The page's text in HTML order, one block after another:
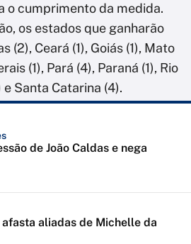
o cumprimento da medida.
os estados que ganharão
(2), Ceará (1), Goiás (1), Mato
(1), Pará (4), Paraná (1), Rio
Santa Catarina (4).
de João Caldas e nega
aliadas de Michelle da